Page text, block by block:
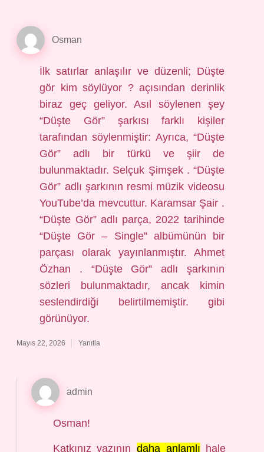
Osman
İlk satırlar anlaşılır ve düzenli; Düşte
gör kim söylüyor ? açısından derinlik
biraz geç geliyor. Asıl söylenen şey
“Düşte Gör” şarkısı farklı kişiler
tarafından söylenmiştir: Ayrıca, “Düşte
Gör” adlı bir türkü ve şiir de
bulunmaktadır. Selçuk Şimşek . “Düşte
Gör” adlı şarkının resmi müzik videosu
YouTube’da mevcuttur. Karamsar Şair .
“Düşte Gör” adlı parça, 2022 tarihinde
“Düşte Gör – Single” albümünün bir
parçası olarak yayınlanmıştır. Ahmet
Özhan . “Düşte Gör” adlı şarkının
sözleri bulunmaktadır, ancak kimin
seslendirdiği belirtilmemiştir. gibi
görünüyor.
Mayıs 22, 2026 Yanıtla
admin
Osman!
Katkınız yazının daha anlamlı hale